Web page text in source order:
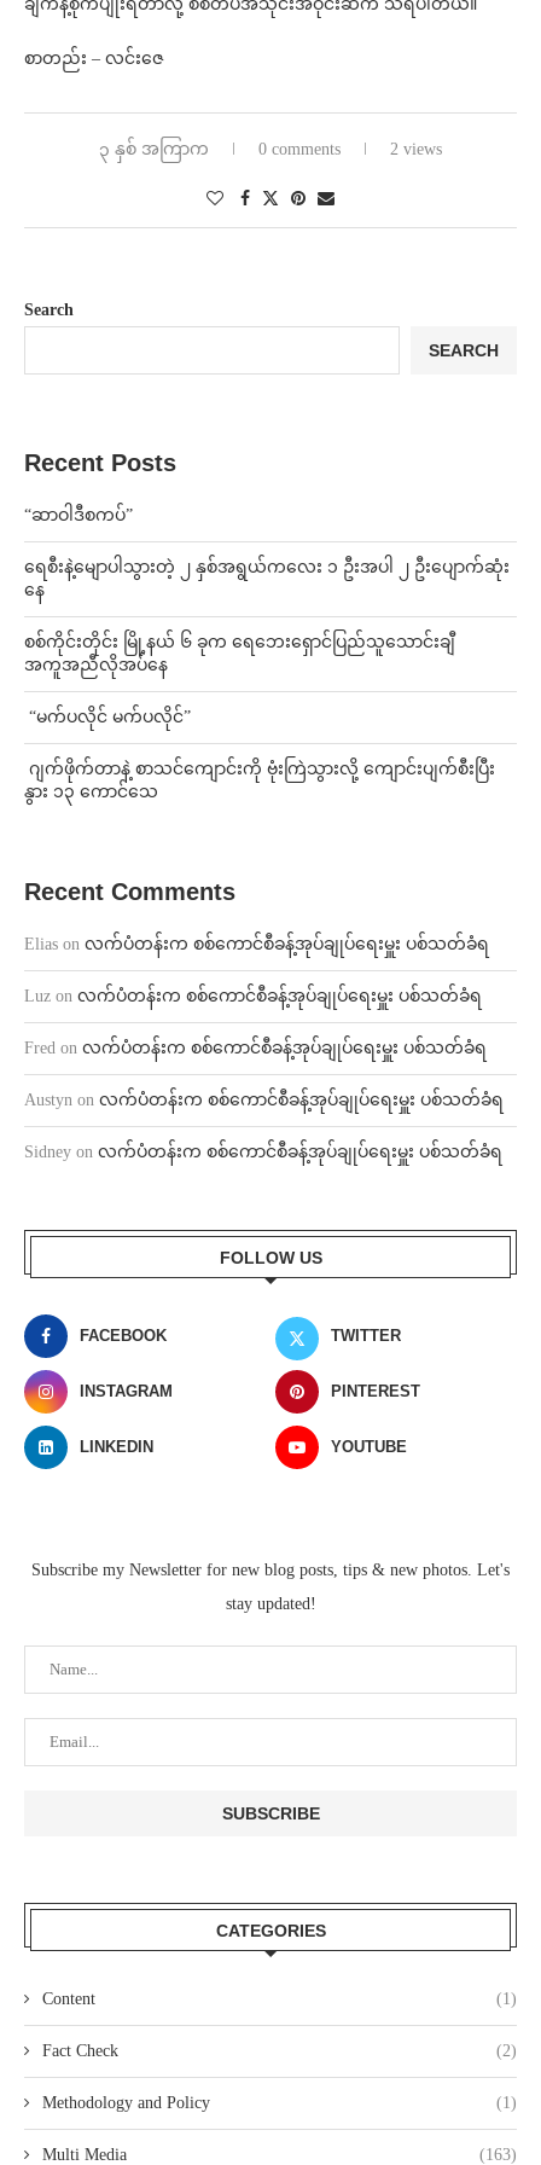
ချက်နဲ့စိုက်ပျိုးရတာလို့ စစ်တပ်အသိုင်းအဝိုင်းဆီက သိရပါတယ်။
စာတည်း – လင်းဇေ
၃ နှစ် အကြာက 0 comments 2 views
Search
SEARCH
Recent Posts
“ဆာဝါဒီစကပ်”
ရေစီးနဲ့မျောပါသွားတဲ့ ၂ နှစ်အရွယ်ကလေး ၁ ဦးအပါ ၂ ဦးပျောက်ဆုံး
နေ
စစ်ကိုင်းတိုင်း မြို့နယ် ၆ ခုက ရေဘေးရှောင်ပြည်သူသောင်းချီ
အကူအညီလိုအပ်နေ
⁨ ⁨“မက်ပလိုင် မက်ပလိုင်”
⁨⁩ ⁨ဂျက်ဖိုက်တာနဲ့ စာသင်ကျောင်းကို ဗုံးကြဲသွားလို့ ကျောင်းပျက်စီးပြီး
နွား ၁၃ ကောင်သေ
Recent Comments
Elias on လက်ပံတန်းက စစ်ကောင်စီခန့်အုပ်ချုပ်ရေးမှူး ပစ်သတ်ခံရ
Luz on လက်ပံတန်းက စစ်ကောင်စီခန့်အုပ်ချုပ်ရေးမှူး ပစ်သတ်ခံရ
Fred on လက်ပံတန်းက စစ်ကောင်စီခန့်အုပ်ချုပ်ရေးမှူး ပစ်သတ်ခံရ
Austyn on လက်ပံတန်းက စစ်ကောင်စီခန့်အုပ်ချုပ်ရေးမှူး ပစ်သတ်ခံရ
Sidney on လက်ပံတန်းက စစ်ကောင်စီခန့်အုပ်ချုပ်ရေးမှူး ပစ်သတ်ခံရ
FOLLOW US
FACEBOOK TWITTER
INSTAGRAM PINTEREST
LINKEDIN YOUTUBE
Subscribe my Newsletter for new blog posts, tips & new photos. Let's
stay updated!
CATEGORIES
Content (1)
Fact Check (2)
Methodology and Policy (1)
Multi Media (163)